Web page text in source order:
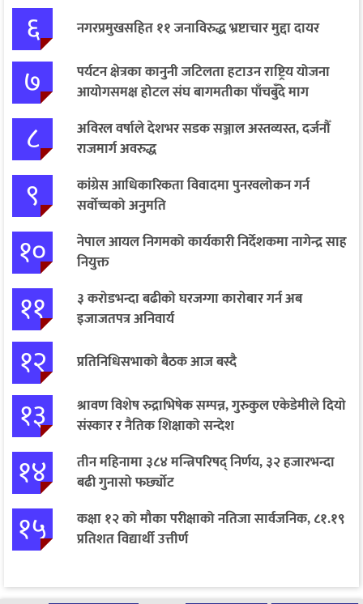
६ नगरप्रमुखसहित ११ जनाविरुद्ध भ्रष्टाचार मुद्दा दायर
७
पर्यटन क्षेत्रका कानुनी जटिलता हटाउन राष्ट्रिय योजना
आयोगसमक्ष होटल संघ बागमतीका पाँचबुँदे माग
८
अविरल वर्षाले देशभर सडक सञ्जाल अस्तव्यस्त, दर्जनौँ
राजमार्ग अवरुद्ध
९
कांग्रेस आधिकारिकता विवादमा पुनरवलोकन गर्न
सर्वोच्चको अनुमति
१०
नेपाल आयल निगमको कार्यकारी निर्देशकमा नागेन्द्र साह
नियुक्त
११
३ करोडभन्दा बढीको घरजग्गा कारोबार गर्न अब
इजाजतपत्र अनिवार्य
१२ प्रतिनिधिसभाको बैठक आज बस्दै
१३
श्रावण विशेष रुद्राभिषेक सम्पन्न, गुरुकुल एकेडेमीले दियो
संस्कार र नैतिक शिक्षाको सन्देश
१४
तीन महिनामा ३८४ मन्त्रिपरिषद् निर्णय, ३२ हजारभन्दा
बढी गुनासो फर्छ्योट
१५
कक्षा १२ को मौका परीक्षाको नतिजा सार्वजनिक, ८१.१९
प्रतिशत विद्यार्थी उत्तीर्ण